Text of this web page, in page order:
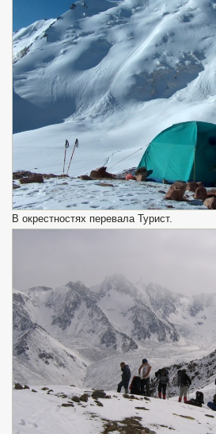
В окрестностях перевала Турист.